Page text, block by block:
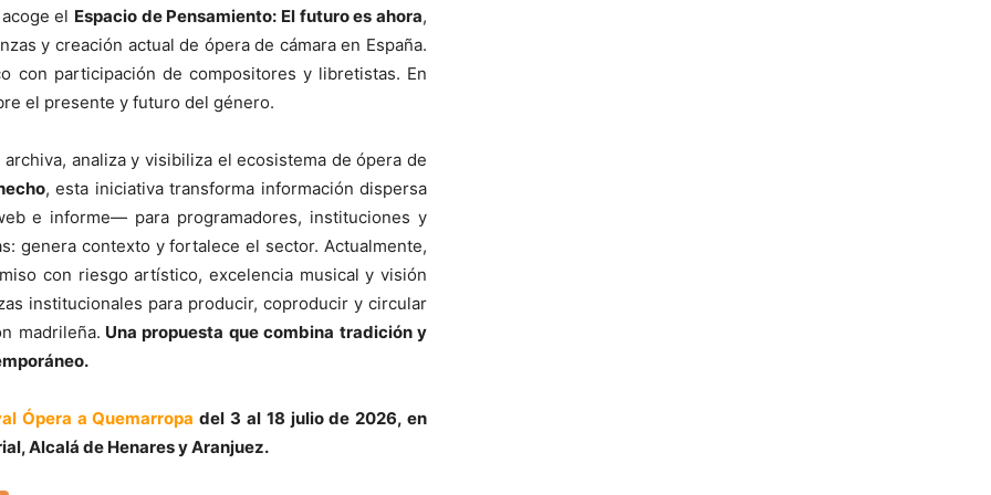
el Espacio de Pensamiento: El futuro es ahora,
y creación actual de ópera de cámara en España.
con participación de compositores y libretistas. En
el presente y futuro del género.
analiza y visibiliza el ecosistema de ópera de
, esta iniciativa transforma información dispersa
e informe— para programadores, instituciones y
genera contexto y fortalece el sector. Actualmente,
con riesgo artístico, excelencia musical y visión
institucionales para producir, coproducir y circular
madrileña. Una propuesta que combina tradición y
Ópera a Quemarropa del 3 al 18 julio de 2026, en
Alcalá de Henares y Aranjuez.